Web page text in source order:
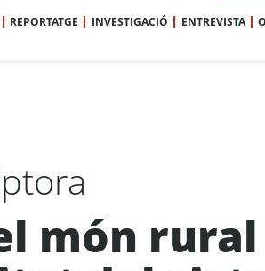
REPORTATGE INVESTIGACIÓ ENTREVISTA
món